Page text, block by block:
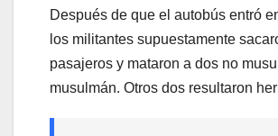
Después de que el autobús entró
los militantes supuestamente
pasajeros y mataron a dos no
musulmán. Otros dos resultaron